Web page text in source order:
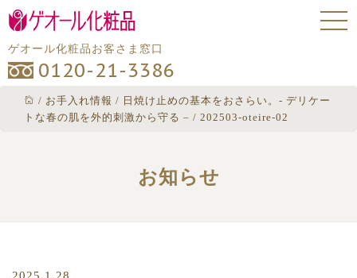
ゲオール化粧品お客さま窓口
0120-21-3386
/ お手入れ情報 / 日焼け止めの基本をおさらい。- デリケー
トな春の肌を外的刺激から守る – / 202503-oteire-02
お知らせ